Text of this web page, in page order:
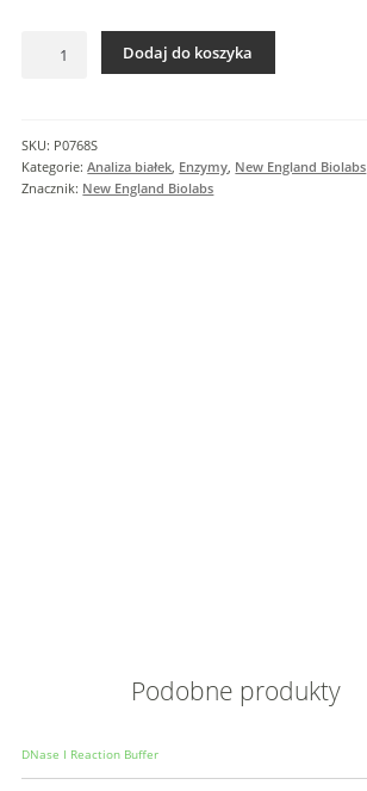
alpha
Mannosidase
Dodaj do koszyka
SKU: P0768S
Kategorie:Analiza białek Enzymy New England Biolabs
Znacznik: New England Biolabs
Podobne produkty
DNase I Reaction Buffer